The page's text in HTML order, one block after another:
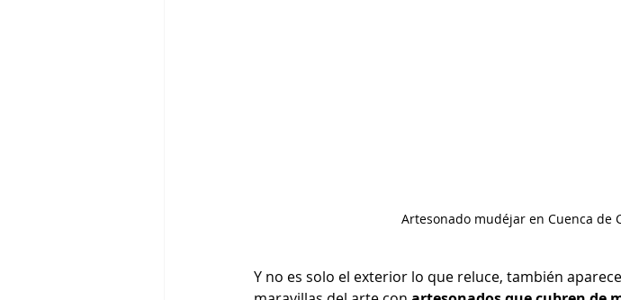
Artesonado mudéjar en Cuenca de
Y no es solo el exterior lo que reluce, también